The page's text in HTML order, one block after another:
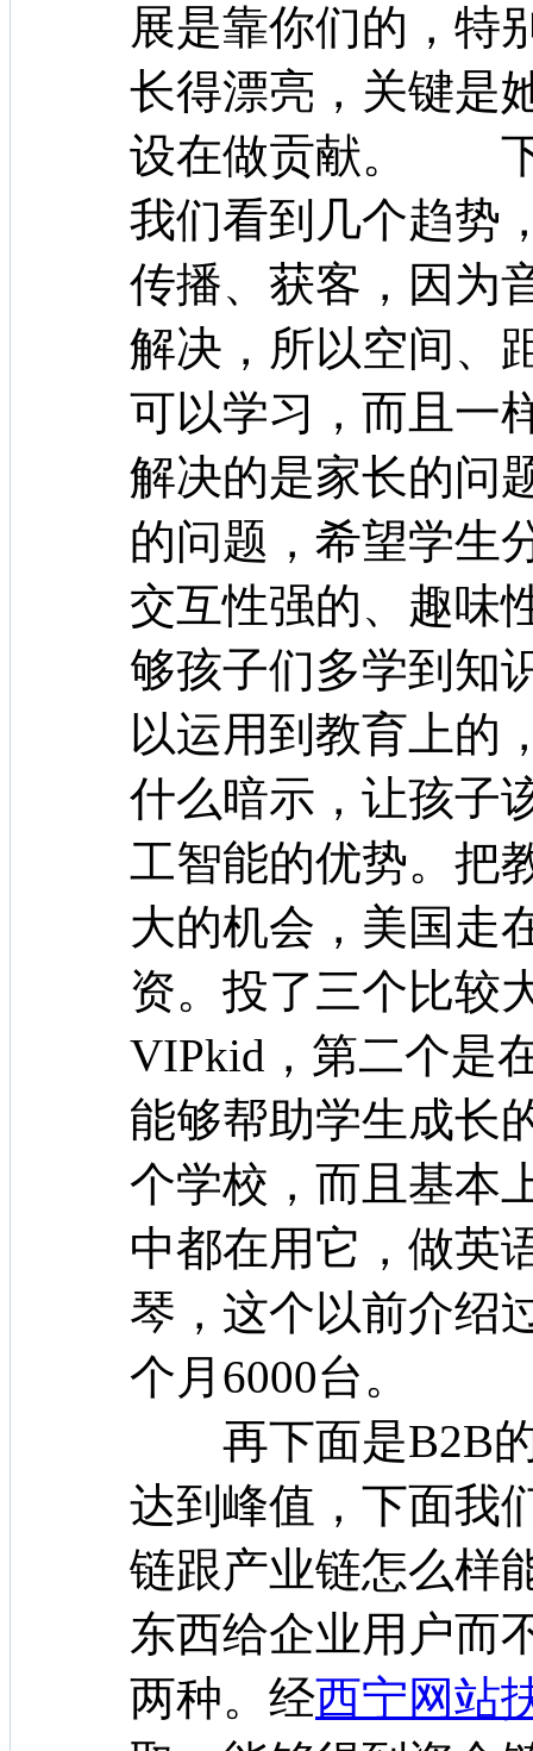
展是靠你们的，特
长得漂亮，关键是
设在做贡献。 下
我们看到几个趋势
传播、获客，因为
解决，所以空间、
可以学习，而且一
解决的是家长的问
的问题，希望学生
交互性强的、趣味
够孩子们多学到知
以运用到教育上的
什么暗示，让孩子
工智能的优势。把
大的机会，美国走
资。投了三个比较
VIPkid，第二个是
能够帮助学生成长
个学校，而且基本
中都在用它，做英
琴，这个以前介绍
个月6000台。
再下面是B2B的
达到峰值，下面我
链跟产业链怎么样
东西给企业用户而
两种。经西宁网站